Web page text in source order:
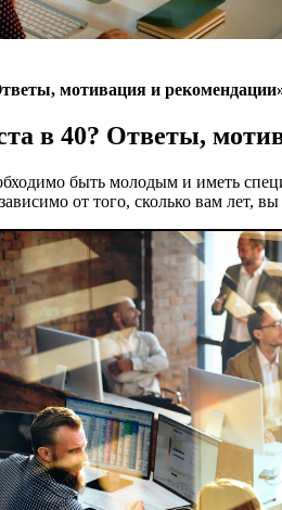
мотивация и
в 40? Ответы,
быть молодым и иметь
от того, сколько вам